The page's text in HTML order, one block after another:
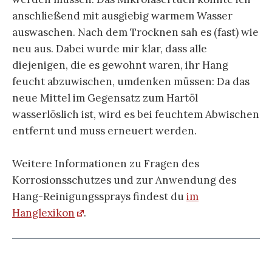
anschließend mit ausgiebig warmem Wasser
auswaschen. Nach dem Trocknen sah es (fast) wie
neu aus. Dabei wurde mir klar, dass alle
diejenigen, die es gewohnt waren, ihr Hang
feucht abzuwischen, umdenken müssen: Da das
neue Mittel im Gegensatz zum Hartöl
wasserlöslich ist, wird es bei feuchtem Abwischen
entfernt und muss erneuert werden.
Weitere Informationen zu Fragen des
Korrosionsschutzes und zur Anwendung des
Hang-Reinigungssprays findest duim
Hanglexikon
.